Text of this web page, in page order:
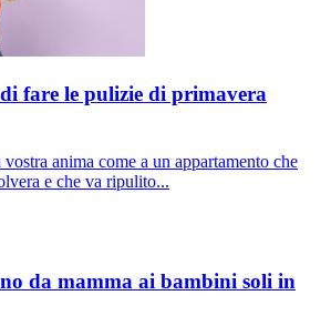
fare le pulizie di primavera
anima come a un appartamento che
e che va ripulito...
da mamma ai bambini soli in